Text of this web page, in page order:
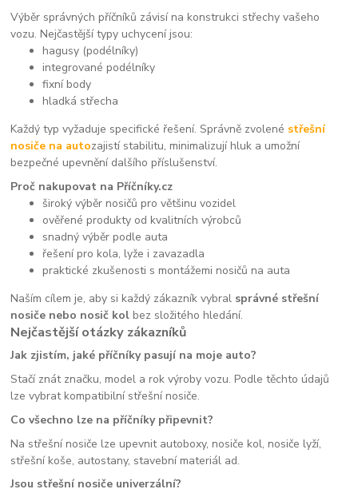
Výběr správných příčníků závisí na konstrukci střechy vašeho
vozu. Nejčastější typy uchycení jsou:
hagusy (podélníky)
integrované podélníky
fixní body
hladká střecha
Každý typ vyžaduje specifické řešení. Správně zvolené střešní
nosiče na autozajistí stabilitu, minimalizují hluk a umožní
bezpečné upevnění dalšího příslušenství.
Proč nakupovat na Příčníky.cz
široký výběr nosičů pro většinu vozidel
ověřené produkty od kvalitních výrobců
snadný výběr podle auta
řešení pro kola, lyže i zavazadla
praktické zkušenosti s montážemi nosičů na auta
Naším cílem je, aby si každý zákazník vybral správné střešní
nosiče nebo nosič kol bez složitého hledání.
Nejčastější otázky zákazníků
Jak zjistím, jaké příčníky pasují na moje auto?
Stačí znát značku, model a rok výroby vozu. Podle těchto údajů
lze vybrat kompatibilní střešní nosiče.
Co všechno lze na příčníky připevnit?
Na střešní nosiče lze upevnit autoboxy, nosiče kol, nosiče lyží,
střešní koše, autostany, stavební materiál ad.
Jsou střešní nosiče univerzální?